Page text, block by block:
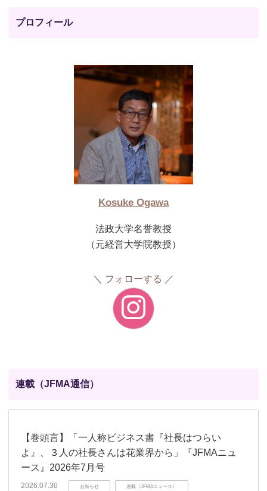
プロフィール
Kosuke Ogawa
法政大学名誉教授
（元経営大学院教授）
フォローする
連載（JFMA通信）
【巻頭言】「一人称ビジネス書『社長はつらい
よ』、３人の社長さんは花業界から」『JFMAニュ
ース』2026年7月号
2026.07.30 お知らせ 連載（JFMAニュース）